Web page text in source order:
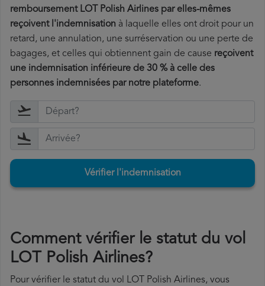
remboursement LOT Polish Airlines par elles-mêmes
reçoivent l'indemnisation à laquelle elles ont droit pour un
retard, une annulation, une surréservation ou une perte de
bagages, et celles qui obtiennent gain de cause reçoivent
une indemnisation inférieure de 30 % à celle des
personnes indemnisées par notre plateforme.
Vérifier l'indemnisation
Comment vérifier le statut du vol
LOT Polish Airlines?
Pour vérifier le statut du vol LOT Polish Airlines, vous